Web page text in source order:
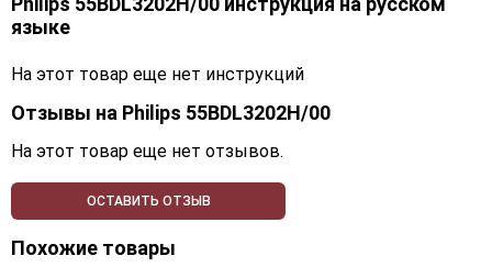
языке
На этот товар еще нет инструкций
Отзывы на Philips 55BDL3202H/00
На этот товар еще нет отзывов.
ОСТАВИТЬ ОТЗЫВ
Похожие товары